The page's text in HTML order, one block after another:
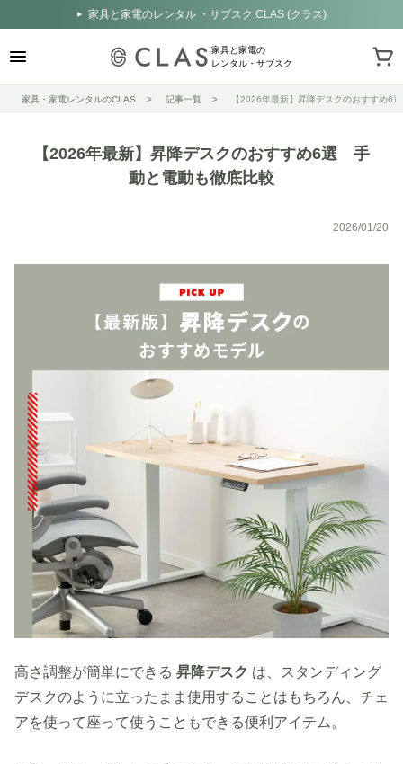
家具と家電のレンタル ・サブスク CLAS (クラス)
家具と家電の
レンタル・サブスク
家具・家電レンタルのCLAS 記事一覧 【2026年最新】昇降デスクのおすすめ6
【2026年最新】昇降デスクのおすすめ6選 手
動と電動も徹底比較
2026/01/20
高さ調整が簡単にできる 昇降デスク は、スタンディング
デスクのように立ったまま使用することはもちろん、チェ
アを使って座って使うこともできる便利アイテム。